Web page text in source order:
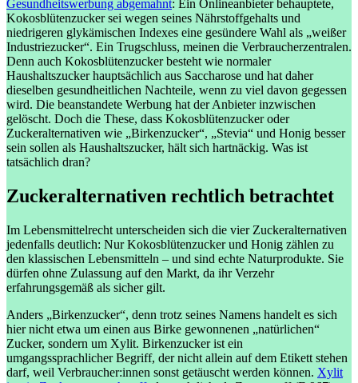
Gesundheitswerbung abgemahnt: Ein Onlineanbieter behauptete,
Kokosblütenzucker sei wegen seines Nährstoffgehalts und
niedrigeren glykämischen Indexes eine gesündere Wahl als „weißer
Industriezucker“. Ein Trugschluss, meinen die Verbraucherzentralen.
Denn auch Kokosblütenzucker besteht wie normaler
Haushaltszucker hauptsächlich aus Saccharose und hat daher
dieselben gesundheitlichen Nachteile, wenn zu viel davon gegessen
wird. Die beanstandete Werbung hat der Anbieter inzwischen
gelöscht. Doch die These, dass Kokosblütenzucker oder
Zuckeralternativen wie „Birkenzucker“, „Stevia“ und Honig besser
sein sollen als Haushaltszucker, hält sich hartnäckig. Was ist
tatsächlich dran?
Zuckeralternativen rechtlich betrachtet
Im Lebensmittelrecht unterscheiden sich die vier Zuckeralternativen
jedenfalls deutlich: Nur Kokosblütenzucker und Honig zählen zu
den klassischen Lebensmitteln – und sind echte Naturprodukte. Sie
dürfen ohne Zulassung auf den Markt, da ihr Verzehr
erfahrungsgemäß als sicher gilt.
Anders „Birkenzucker“, denn trotz seines Namens handelt es sich
hier nicht etwa um einen aus Birke gewonnenen „natürlichen“
Zucker, sondern um Xylit. Birkenzucker ist ein
umgangssprachlicher Begriff, der nicht allein auf dem Etikett stehen
darf, weil Verbraucher:innen sonst getäuscht werden können. Xylit